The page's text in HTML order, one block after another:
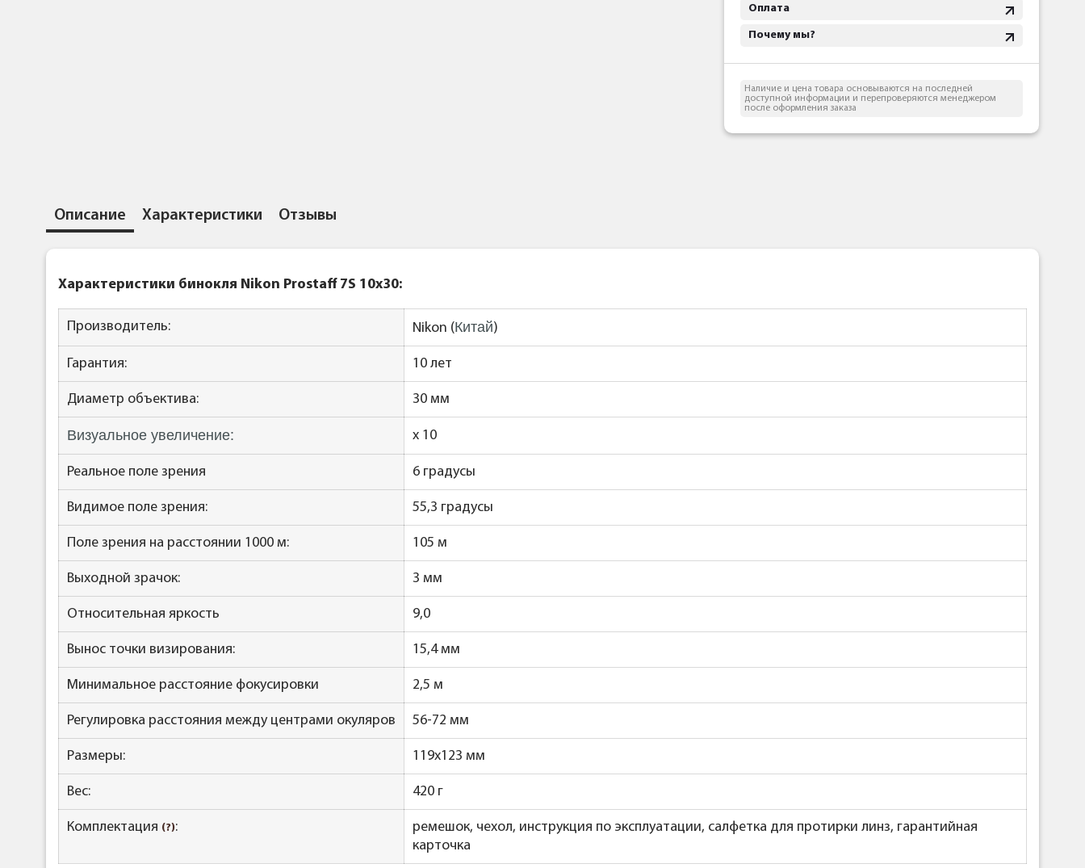
Оплата
Почему мы?
Наличие и цена товара основываются на последней
доступной информации и перепроверяются менеджером
после оформления заказа
Описание Характеристики Отзывы
Характеристики бинокля Nikon Prostaff 7S 10x30:
Производитель: Nikon (Китай)
Гарантия: 10 лет
Диаметр объектива: 30 мм
Визуальное увеличение: x 10
Реальное поле зрения 6 градусы
Видимое поле зрения: 55,3 градусы
Поле зрения на расстоянии 1000 м: 105 м
Выходной зрачок: 3 мм
Относительная яркость 9,0
Вынос точки визирования: 15,4 мм
Минимальное расстояние фокусировки 2,5 м
Регулировка расстояния между центрами окуляров 56-72 мм
Размеры: 119x123 мм
Вес: 420 г
Комплектация (?):
ремешок, чехол, инструкция по эксплуатации, салфетка для протирки линз, гарантийная
карточка